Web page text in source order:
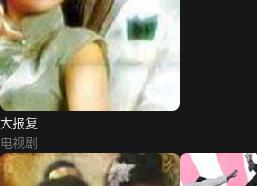
大报复
电视剧